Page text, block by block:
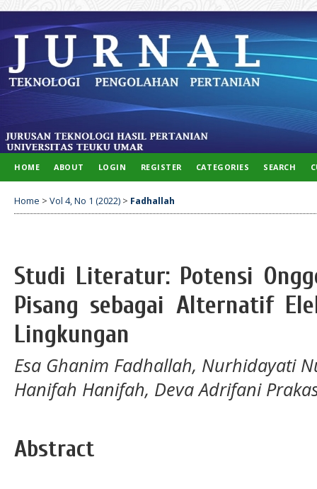
HOME ABOUT LOGIN REGISTER CATEGORIES SEARCH
Home > Vol 4, No 1 (2022) > Fadhallah
Studi Literatur: Potensi
Pisang sebagai Alternatif
Lingkungan
Esa Ghanim Fadhallah, Nurhidayati
Hanifah Hanifah, Deva Adrifani
Abstract